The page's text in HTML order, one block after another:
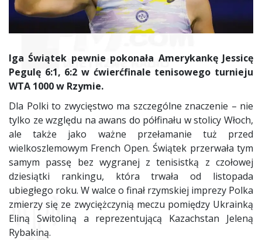
Iga Świątek pewnie pokonała Amerykankę Jessicę
Pegulę 6:1, 6:2 w ćwierćfinale tenisowego turnieju
WTA 1000 w Rzymie.
Dla Polki to zwycięstwo ma szczególne znaczenie – nie
tylko ze względu na awans do półfinału w stolicy Włoch,
ale także jako ważne przełamanie tuż przed
wielkoszlemowym French Open. Świątek przerwała tym
samym passę bez wygranej z tenisistką z czołowej
dziesiątki rankingu, która trwała od listopada
ubiegłego roku. W walce o finał rzymskiej imprezy Polka
zmierzy się ze zwyciężczynią meczu pomiędzy Ukrainką
Eliną Switoliną a reprezentującą Kazachstan Jeleną
Rybakiną.